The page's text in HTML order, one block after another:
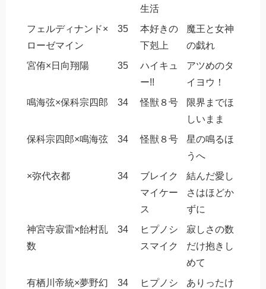
生活
フェルディナンド×
ローゼマイン
35
本好きの
下剋上
魔王と女神
の戯れ
宮侑×日向翔陽
35
ハイキュ
ー!!
アツめのタ
イヨウ！
鳴海弦×保科宗四郎
34 怪獣８号
限界までほ
しいまま
保科宗四郎×鳴海弦
34 怪獣８号
星の鳴るほ
うへ
×弥代衣都
34
ブレイク
マイケー
ス
結んだ愛し
さはほどか
ずに
神宮寺寂雷×飴村乱
数
34
ヒプノシ
スマイク
寂しさの数
だけ抱きし
めて
有栖川帝統×夢野幻
34
ヒプノシ
ありったけ